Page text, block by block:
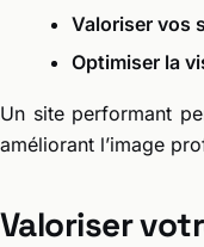
Valoriser vos
Optimiser la
Un site performant
améliorant l’image
Valoriser